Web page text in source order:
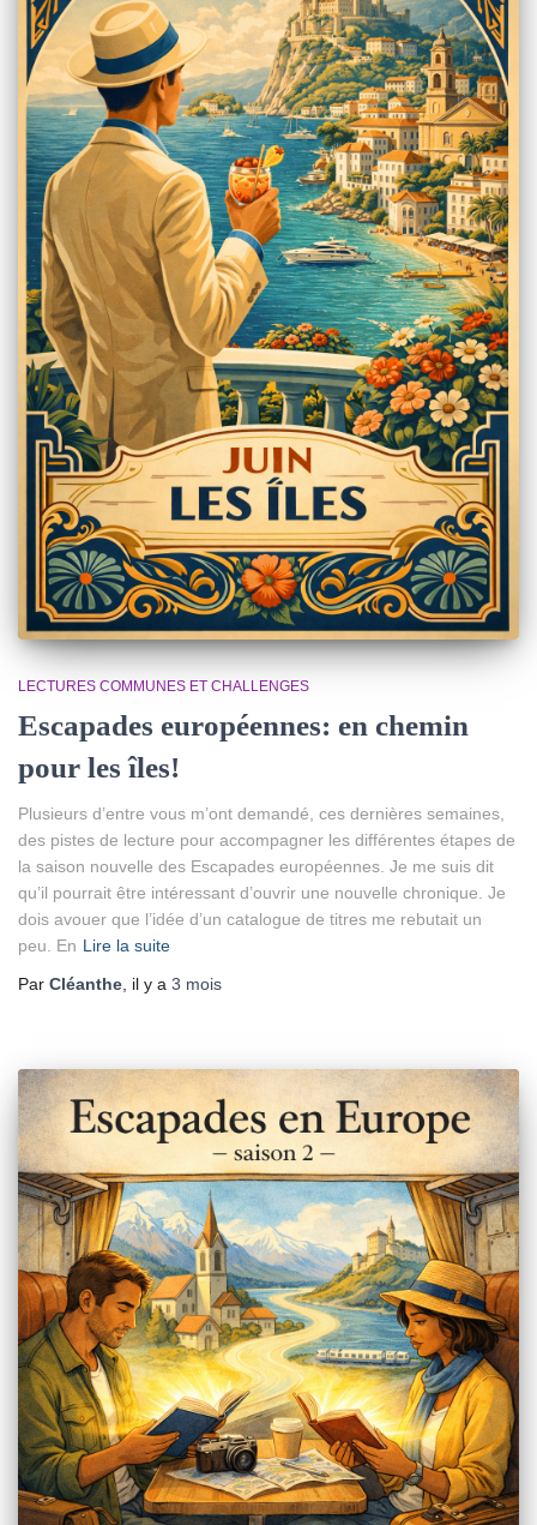
LECTURES COMMUNES ET CHALLENGES
Escapades européennes: en chemin
pour les îles!
Plusieurs d’entre vous m’ont demandé, ces dernières semaines,
des pistes de lecture pour accompagner les différentes étapes de
la saison nouvelle des Escapades européennes. Je me suis dit
qu’il pourrait être intéressant d’ouvrir une nouvelle chronique. Je
dois avouer que l’idée d’un catalogue de titres me rebutait un
peu. En Lire la suite
Par Cléanthe , il y a 3 mois